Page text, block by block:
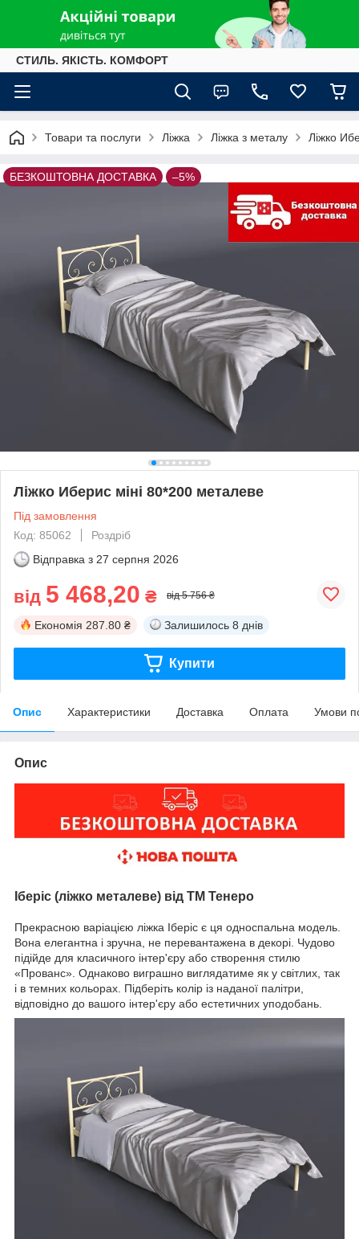
СТИЛЬ. ЯКІСТЬ. КОМФОРТ
Товари та послуги Ліжка Ліжка з металу Ліжко
БЕЗКОШТОВНА ДОСТАВКА –5%
Ліжко Иберис міні 80*200 металеве
Під замовлення
Код: 85062
Роздріб
Відправка з 27 серпня 2026
від 5 468,20 ₴ від 5 756 ₴
Економія 287.80 ₴ Залишилось 8 днів
Купити
Опис Характеристики Доставка Оплата Умови
Опис
Іберіс (ліжко металеве) від ТМ Тенеро
Прекрасною варіацією ліжка Іберіс є ця односпальна модель.
Вона елегантна і зручна, не перевантажена в декорі. Чудово
підійде для класичного інтер'єру або створення стилю
«Прованс». Однаково виграшно виглядатиме як у світлих, так
і в темних кольорах. Підберіть колір із наданої палітри,
відповідно до вашого інтер'єру або естетичних уподобань.